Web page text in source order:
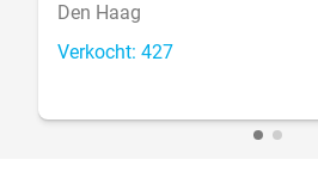
Den Haag
Verkocht: 427